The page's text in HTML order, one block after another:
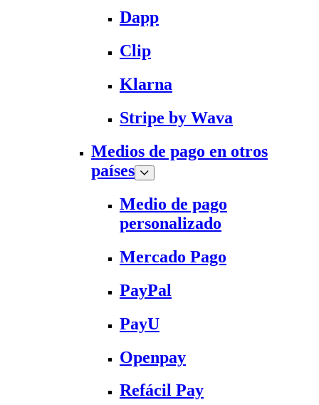
Dapp
Clip
Klarna
Stripe by Wava
Medios de pago en otros
países
Medio de pago
personalizado
Mercado Pago
PayPal
PayU
Openpay
Refácil Pay